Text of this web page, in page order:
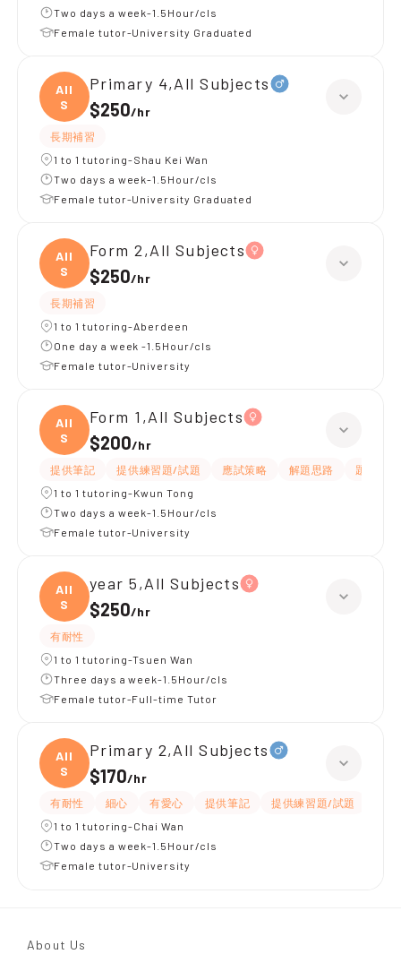
Two days a week-1.5Hour/cls
Female tutor-University Graduated
All
S
Primary 4,All Subjects
$250/hr
長期補習
1 to 1 tutoring-Shau Kei Wan
Two days a week-1.5Hour/cls
Female tutor-University Graduated
All
S
Form 2,All Subjects
$250/hr
長期補習
1 to 1 tutoring-Aberdeen
One day a week -1.5Hour/cls
Female tutor-University
All
S
Form 1,All Subjects
$200/hr
提供筆記 提供練習題/試題 應試策略 解題思路
題目講解
1 to 1 tutoring-Kwun Tong
Two days a week-1.5Hour/cls
Female tutor-University
All
S
year 5,All Subjects
$250/hr
有耐性
1 to 1 tutoring-Tsuen Wan
Three days a week-1.5Hour/cls
Female tutor-Full-time Tutor
All
S
Primary 2,All Subjects
$170/hr
有耐性 細心 有愛心 提供筆記 提供練習題/試題
1 to 1 tutoring-Chai Wan
Two days a week-1.5Hour/cls
Female tutor-University
About Us